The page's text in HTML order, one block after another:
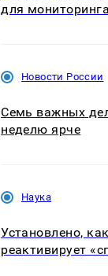
для
Новости России
Семь важных
неделю ярче
Наука
Установлено,
реактивирует